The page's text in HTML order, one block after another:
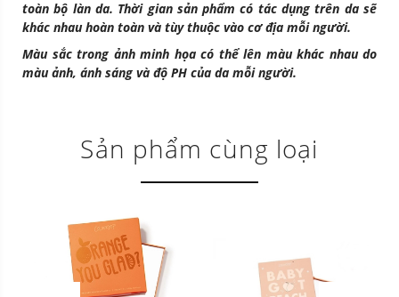
toàn bộ làn da. Thời gian sản phẩm có tác dụng trên da sẽ
khác nhau hoàn toàn và tùy thuộc vào cơ địa mỗi người.
Màu sắc trong ảnh minh họa có thể lên màu khác nhau do
màu ảnh, ánh sáng và độ PH của da mỗi người.
Sản phẩm cùng loại